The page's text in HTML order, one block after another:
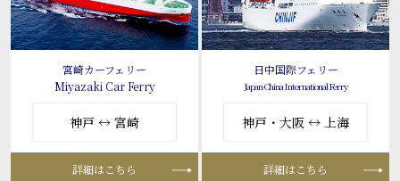
宮崎カーフェリー
Miyazaki Car Ferry
神戸 ↔ 宮崎
詳細はこちら
日中国際フェリー
Japan-China International Ferry
神戸・大阪 ↔ 上海
詳細はこちら